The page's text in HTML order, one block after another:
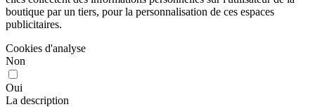
boutique par un tiers, pour la personnalisation de ces espaces
publicitaires.
Cookies d'analyse
Non
Oui
La description